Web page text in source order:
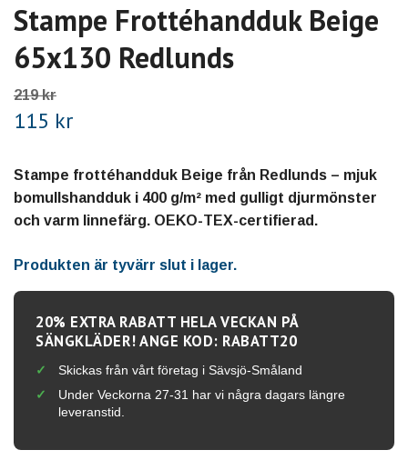
Stampe Frottéhandduk Beige
65x130 Redlunds
219 kr
115 kr
Stampe frottéhandduk Beige från Redlunds – mjuk
bomullshandduk i 400 g/m² med gulligt djurmönster
och varm linnefärg. OEKO-TEX-certifierad.
Produkten är tyvärr slut i lager.
20% EXTRA RABATT HELA VECKAN PÅ
SÄNGKLÄDER! ANGE KOD: RABATT20
Skickas från vårt företag i Sävsjö-Småland
Under Veckorna 27-31 har vi några dagars längre
leveranstid.